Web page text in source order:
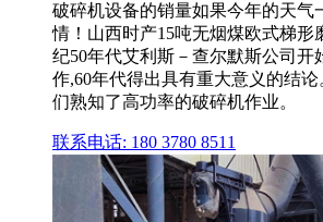
破碎机设备的销量如果今年的天气
情！山西时产15吨无烟煤欧式梯形
纪50年代艾利斯－查尔默斯公司开
作,60年代得出具有重大意义的结
们熟知了高功率的破碎机作业。
联系电话: 180 3780 8511